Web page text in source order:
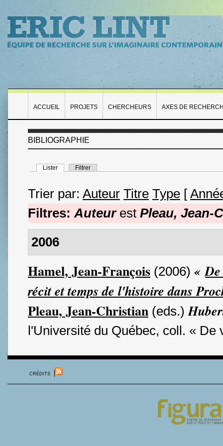
ACCUEIL PROJETS CHERCHEURS AXES DE
BIBLIOGRAPHIE
Lister Filtrer
Trier par: Auteur Titre Type [
Filtres:Auteurest Pleau, Jean-
2006
Hamel, Jean-François (2006) «
récit et temps de l'histoire dans
Pleau, Jean-Christian (eds.)
l'Université du Québec, coll. « De
CRÉDITS